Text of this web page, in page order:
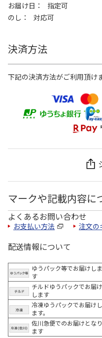
お届け日
指定可
のし
対応可
決済方法
下記の決済方法がご利用頂けま
マークや記載内容に
よくあるお問い合わせ
お支払い方法 注文の
配送情報について
ゆうパック等でお届けしま
す
チルドゆうパックでお届け
します
冷凍ゆうパックでお届けし
ます。
佐川急便でのお届けとなり
ます